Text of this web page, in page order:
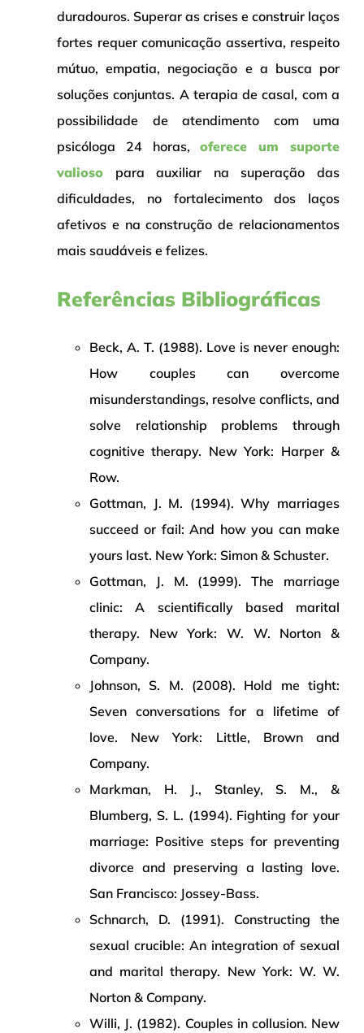
duradouros. Superar as crises e construir laços
fortes requer comunicação assertiva, respeito
mútuo, empatia, negociação e a busca por
soluções conjuntas. A terapia de casal, com a
possibilidade de atendimento com uma
psicóloga 24 horas,oferece um suporte
valioso para auxiliar na superação das
dificuldades, no fortalecimento dos laços
afetivos e na construção de relacionamentos
mais saudáveis e felizes.
Referências Bibliográficas
Beck, A. T. (1988). Love is never enough:
How couples can overcome
misunderstandings, resolve conflicts, and
solve relationship problems through
cognitive therapy. New York: Harper &
Row.
Gottman, J. M. (1994). Why marriages
succeed or fail: And how you can make
yours last. New York: Simon & Schuster.
Gottman, J. M. (1999). The marriage
clinic: A scientifically based marital
therapy. New York: W. W. Norton &
Company.
Johnson, S. M. (2008). Hold me tight:
Seven conversations for a lifetime of
love. New York: Little, Brown and
Company.
Markman, H. J., Stanley, S. M., &
Blumberg, S. L. (1994). Fighting for your
marriage: Positive steps for preventing
divorce and preserving a lasting love.
San Francisco: Jossey-Bass.
Schnarch, D. (1991). Constructing the
sexual crucible: An integration of sexual
and marital therapy. New York: W. W.
Norton & Company.
Willi, J. (1982). Couples in collusion. New